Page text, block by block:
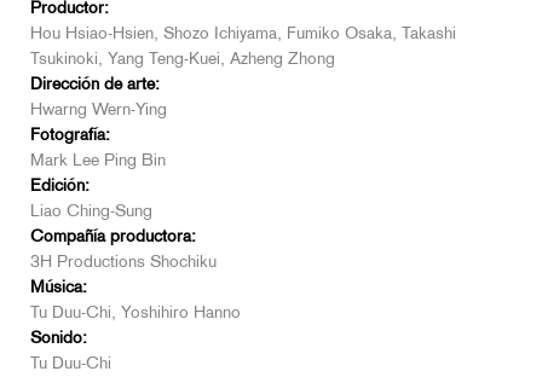
Productor:
Hou Hsiao-Hsien, Shozo Ichiyama, Fumiko Osaka, Takashi
Tsukinoki, Yang Teng-Kuei, Azheng Zhong
Dirección de arte:
Hwarng Wern-Ying
Fotografía:
Mark Lee Ping Bin
Edición:
Liao Ching-Sung
Compañía productora:
3H Productions Shochiku
Música:
Tu Duu-Chi, Yoshihiro Hanno
Sonido:
Tu Duu-Chi